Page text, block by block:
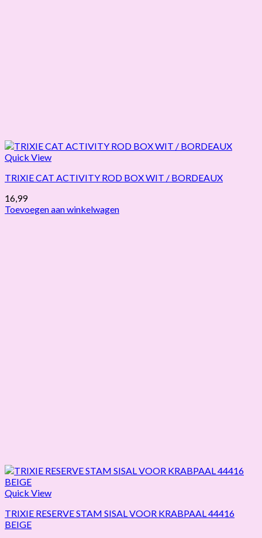
Quick View
TRIXIE CAT ACTIVITY ROD BOX WIT / BORDEAUX
16,99
Toevoegen aan winkelwagen
Quick View
TRIXIE RESERVE STAM SISAL VOOR KRABPAAL 44416
BEIGE